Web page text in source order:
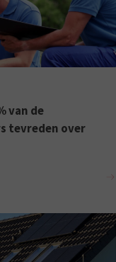
van de
tevreden over